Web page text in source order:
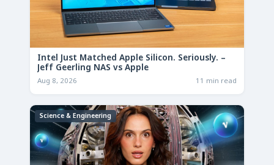
Intel Just Matched Apple Silicon. Seriously. –
Jeff Geerling NAS vs Apple
Aug 8, 2026 11 min read
Science & Engineering